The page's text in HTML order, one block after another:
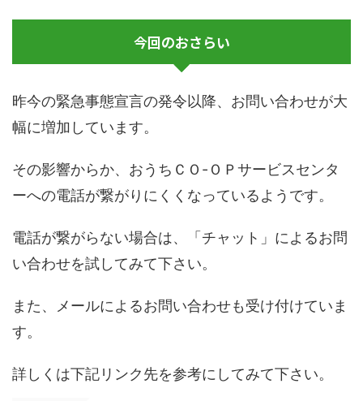
今回のおさらい
昨今の緊急事態宣言の発令以降、お問い合わせが大
幅に増加しています。
その影響からか、おうちＣＯ-ＯＰサービスセンタ
ーへの電話が繋がりにくくなっているようです。
電話が繋がらない場合は、「チャット」によるお問
い合わせを試してみて下さい。
また、メールによるお問い合わせも受け付けていま
す。
詳しくは下記リンク先を参考にしてみて下さい。